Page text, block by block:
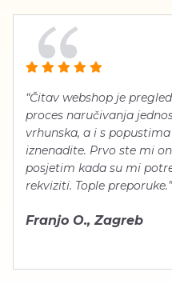
“Čitav webshop je
proces naručivanja
vrhunska, a i s
iznenadite. Prvo ste mi
posjetim kada su mi
rekviziti. Tople preporuke.”
Franjo O., Zagreb